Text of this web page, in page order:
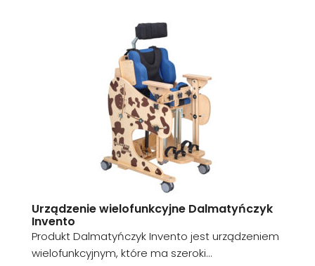
Urządzenie wielofunkcyjne Dalmatyńczyk
Invento
Produkt Dalmatyńczyk Invento jest urządzeniem
wielofunkcyjnym, które ma szeroki...